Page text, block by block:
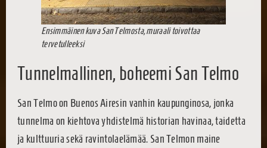
Ensimmäinen kuva San Telmosta, muraali toivottaa
tervetulleeksi
Tunnelmallinen, boheemi San Telmo
San Telmo on Buenos Airesin vanhin kaupunginosa, jonka
tunnelma on kiehtova yhdistelmä historian havinaa, taidetta
ja kulttuuria sekä ravintolaelämää. San Telmon maine